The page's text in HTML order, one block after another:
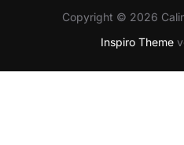
Copyright © 2026
Inspiro Theme